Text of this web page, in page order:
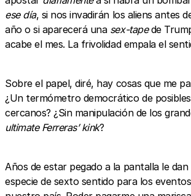
ese día, si nos invadirán los aliens antes
año o si aparecerá una sex-tapede
acabe el mes. La frivolidad empala el
Sobre el papel, diré, hay cosas que me
¿Un termómetro democrático de
cercanos? ¿Sin manipulación de los
ultimate Ferreras’ kink?
Años de estar pegado a la pantalla le
especie de sexto sentido para los